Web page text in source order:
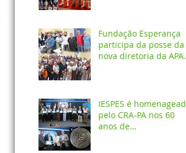
Fundação Esperança
participa da posse da
nova diretoria da APAE
IESPES é homenageado
pelo CRA-PA nos 60
anos de